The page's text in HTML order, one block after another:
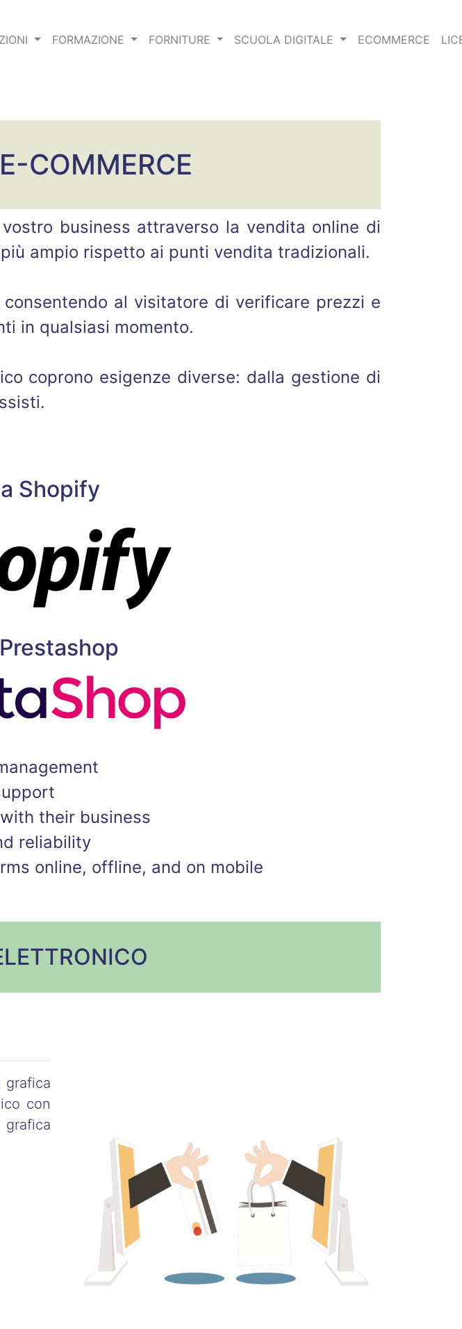
FORMAZIONE FORNITURE SCUOLA DIGITALE ECOMMERCE
COMMERCE
business attraverso la vendita online di
ampio rispetto ai punti vendita tradizionali.
al visitatore di verificare prezzi e
in qualsiasi momento.
coprono esigenze diverse: dalla gestione di
Shopify
their business
reliability
online, offline, and on mobile
con